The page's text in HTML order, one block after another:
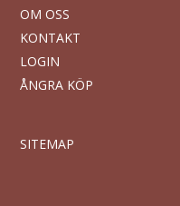
OM OSS
KONTAKT
LOGIN
ÅNGRA KÖP
SITEMAP